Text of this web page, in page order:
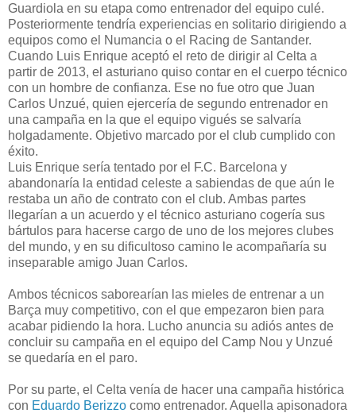
Guardiola en su etapa como entrenador del equipo culé.
Posteriormente tendría experiencias en solitario dirigiendo a
equipos como el Numancia o el Racing de Santander.
Cuando Luis Enrique aceptó el reto de dirigir al Celta a
partir de 2013, el asturiano quiso contar en el cuerpo técnico
con un hombre de confianza. Ese no fue otro que Juan
Carlos Unzué, quien ejercería de segundo entrenador en
una campaña en la que el equipo vigués se salvaría
holgadamente. Objetivo marcado por el club cumplido con
éxito.
Luis Enrique sería tentado por el F.C. Barcelona y
abandonaría la entidad celeste a sabiendas de que aún le
restaba un año de contrato con el club. Ambas partes
llegarían a un acuerdo y el técnico asturiano cogería sus
bártulos para hacerse cargo de uno de los mejores clubes
del mundo, y en su dificultoso camino le acompañaría su
inseparable amigo Juan Carlos.
Ambos técnicos saborearían las mieles de entrenar a un
Barça muy competitivo, con el que empezaron bien para
acabar pidiendo la hora. Lucho anuncia su adiós antes de
concluir su campaña en el equipo del Camp Nou y Unzué
se quedaría en el paro.
Por su parte, el Celta venía de hacer una campaña histórica
con Eduardo Berizzo como entrenador. Aquella apisonadora